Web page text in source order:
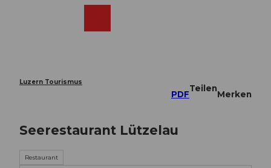
Luzern Tourismus
PDF
Teilen
Merken
Seerestaurant Lützelau
Restaurant